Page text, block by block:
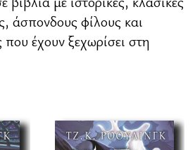
άσπονδους φίλους και
που έχουν ξεχωρίσει στη